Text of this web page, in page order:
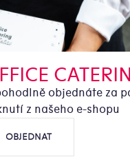
objednáte za
z našeho e-shopu
OBJEDNAT